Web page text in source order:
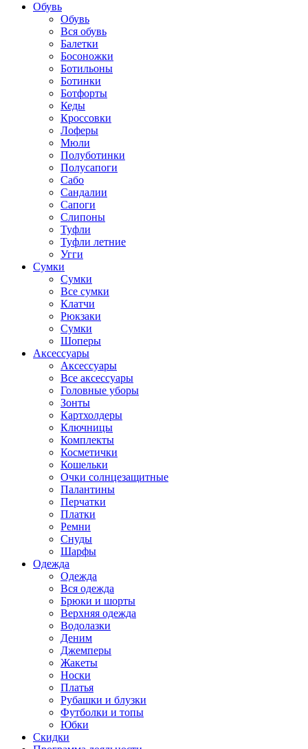
Обувь
Обувь
Вся обувь
Балетки
Босоножки
Ботильоны
Ботинки
Ботфорты
Кеды
Кроссовки
Лоферы
Мюли
Полуботинки
Полусапоги
Сабо
Сандалии
Сапоги
Слипоны
Туфли
Туфли летние
Угги
Сумки
Сумки
Все сумки
Клатчи
Рюкзаки
Сумки
Шоперы
Аксессуары
Аксессуары
Все аксессуары
Головные уборы
Зонты
Картхолдеры
Ключницы
Комплекты
Косметички
Кошельки
Очки солнцезащитные
Палантины
Перчатки
Платки
Ремни
Снуды
Шарфы
Одежда
Одежда
Вся одежда
Брюки и шорты
Верхняя одежда
Водолазки
Деним
Джемперы
Жакеты
Носки
Платья
Рубашки и блузки
Футболки и топы
Юбки
Скидки